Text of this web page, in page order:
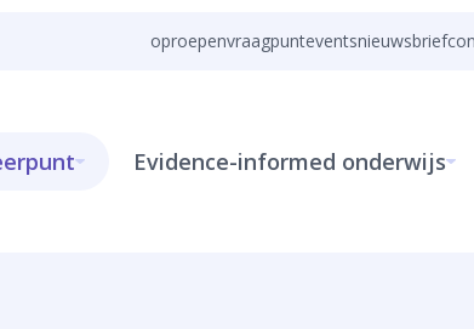
oproepenvraagpunteventsnieuwsbrief
Evidence-informed onderwijs